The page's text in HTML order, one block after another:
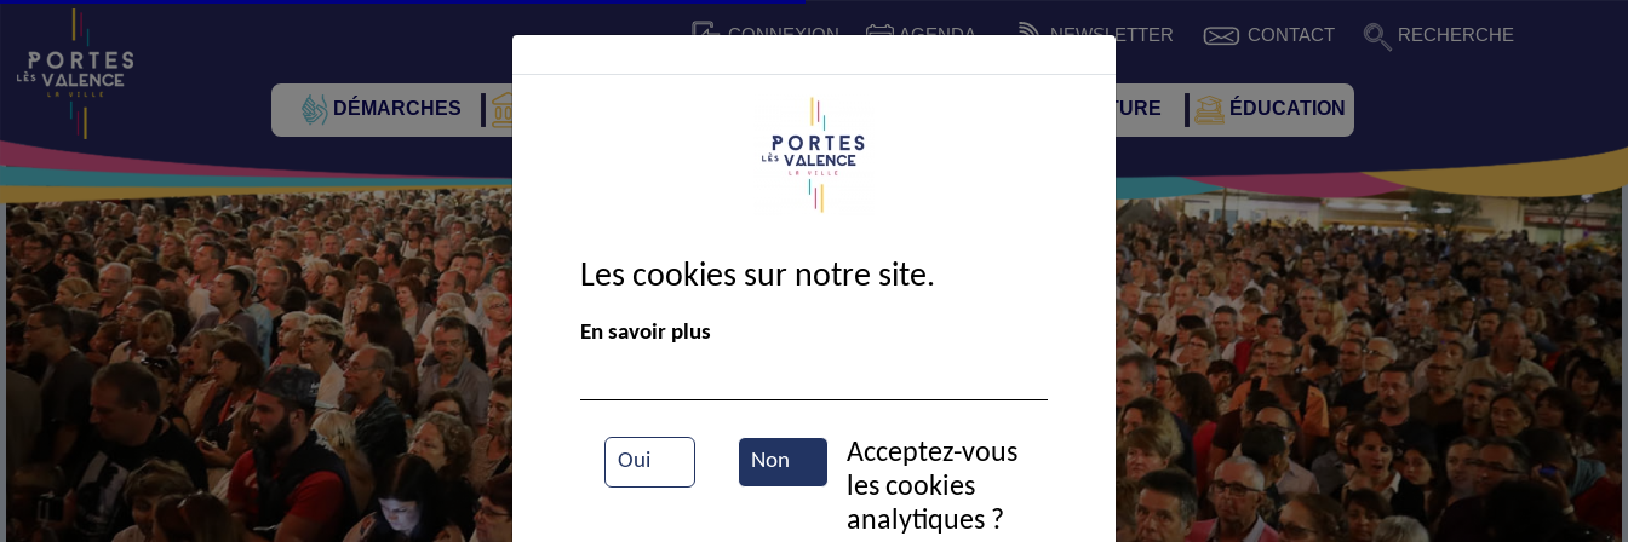
CONNEXION AGENDA NEWSLETTER CONTACT RECHERCHE
DÉMARCHES CADRE DE VIE SPORT ET CULTURE ÉDUCATION
Portes en fête
Les cookies sur notre site.
En savoir plus
Oui Non
Acceptez-vous
les cookies
analytiques ?